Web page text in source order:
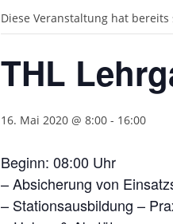
Diese Veranstaltung hat
THL
16. Mai 2020 @ 8:00 - 16:00
Beginn: 08:00 Uhr
– Absicherung von
– Stationsausbildung –